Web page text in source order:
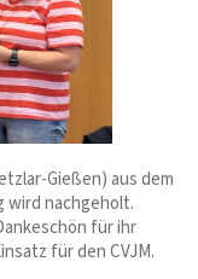
Gießen) aus dem
wird nachgeholt.
für ihr
für den CVJM.